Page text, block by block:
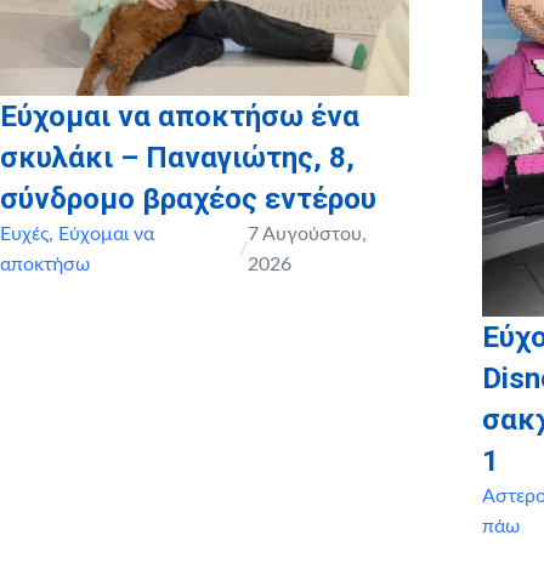
Εύχομαι να αποκτήσω ένα
σκυλάκι – Παναγιώτης, 8,
σύνδρομο βραχέος εντέρου
Ευχές, Εύχομαι να
αποκτήσω
/
7 Αυγούστου,
2026
1
πάω